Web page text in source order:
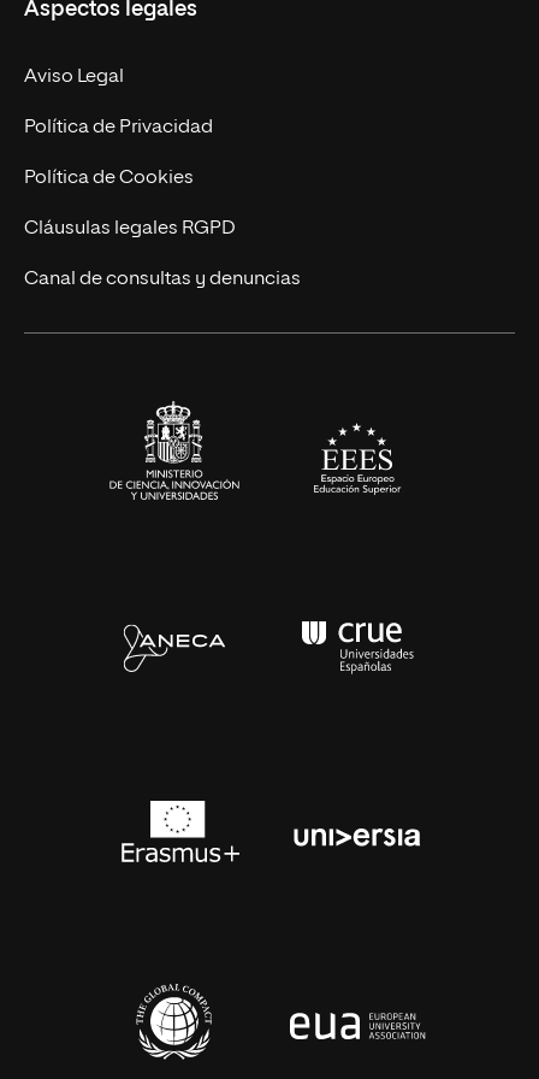
Doctorados
Experto Universitario
Postgrados
Cursos Universitarios
Facultades
Nuestro Equipo
Trabaja en UNIR
Actualidad
UNIR Revista
Eventos
Aspectos legales
Aviso Legal
Política de Privacidad
Política de Cookies
Cláusulas legales RGPD
Canal de consultas y denuncias